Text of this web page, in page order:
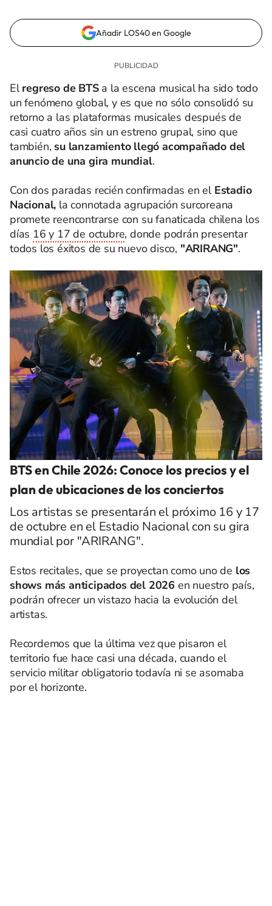
Añadir LOS40 en Google
Elregreso de BTSa la escena musical ha sido todo
un fenómeno global, y es que no sólo consolidó su
retorno a las plataformas musicales después de
casi cuatro años sin un estreno grupal, sino que
también, su lanzamiento llegó acompañado del
anuncio de una gira mundial.
Con dos paradas recién confirmadas en el Estadio
Nacional, la connotada agrupación surcoreana
promete reencontrarse con su fanaticada chilena los
días 16 y 17 de octubre, donde podrán presentar
todos los éxitos de su nuevo disco, "ARIRANG".
BTS en Chile 2026: Conoce los precios y el
plan de ubicaciones de los conciertos
Los artistas se presentarán el próximo 16 y 17
de octubre en el Estadio Nacional con su gira
mundial por "ARIRANG".
Estos recitales, que se proyectan como uno de los
shows más anticipados del 2026 en nuestro país,
podrán ofrecer un vistazo hacia la evolución del
artistas.
Recordemos que la última vez que pisaron el
territorio fue hace casi una década, cuando el
servicio militar obligatorio todavía ni se asomaba
por el horizonte.